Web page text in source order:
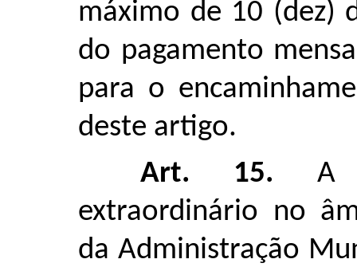
máximo de 10 (dez)
do pagamento
para o
deste artigo.
Art. 15. A
extraordinário no
da Administração